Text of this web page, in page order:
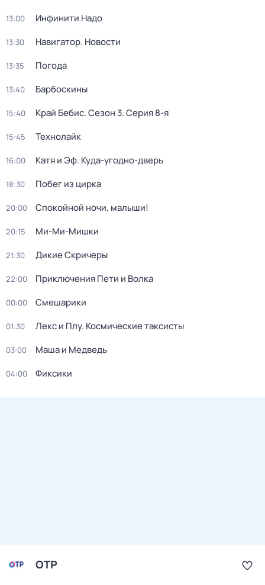
13:00 Инфинити Надо
13:30 Навигатор. Новости
13:35 Погода
13:40 Барбоскины
15:40 Край Бебис. Сезон 3. Серия 8-я
15:45 Технолайк
16:00 Катя и Эф. Куда-угодно-дверь
18:30 Побег из цирка
20:00 Спокойной ночи, малыши!
20:15 Ми-Ми-Мишки
21:30 Дикие Скричеры
22:00 Приключения Пети и Волка
00:00 Смешарики
01:30 Лекс и Плу. Космические таксисты
03:00 Маша и Медведь
04:00 Фиксики
ОТР